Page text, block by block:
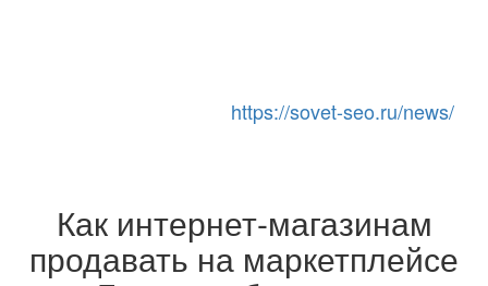
https://sovet-seo.ru/news/
Toggle Navigation
Как интернет-магазинам
продавать на маркетплейсе